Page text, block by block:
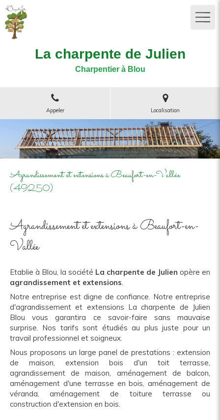
La charpente de Julien
Charpentier à Blou
Appeler Localisation
Agrandissement et extensions à Beaufort-en-Vallée
(49250)
Agrandissement et extensions à Beaufort-en-
Vallée
Etablie à Blou, la société La charpente de Julien opère en
agrandissement et extensions.
Notre entreprise est digne de confiance. Notre entreprise
d'agrandissement et extensions La charpente de Julien
Blou vous garantira ce savoir-faire sans mauvaise
surprise. Nos tarifs sont étudiés au plus juste pour un
travail professionnel et soigneux.
Nous proposons un large panel de prestations : extension
de maison, extension bois d'un toit terrasse,
agrandissement de maison, aménagement de balcon,
aménagement d'une terrasse en bois, aménagement de
véranda, aménagement de toiture terrasse ou
construction d'extension en bois.